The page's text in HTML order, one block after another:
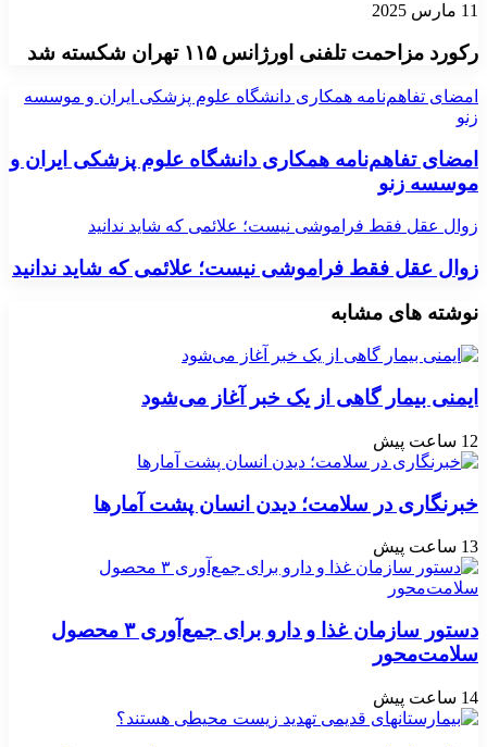
11 مارس 2025
رکورد مزاحمت تلفنی اورژانس ۱۱۵ تهران شکسته شد
امضای تفاهم‌نامه همکاری دانشگاه علوم پزشکی ایران و موسسه
زنو
امضای تفاهم‌نامه همکاری دانشگاه علوم پزشکی ایران و
موسسه زنو
زوال عقل فقط فراموشی نیست؛ علائمی که شاید ندانید
زوال عقل فقط فراموشی نیست؛ علائمی که شاید ندانید
نوشته های مشابه
ایمنی بیمار گاهی از یک خبر آغاز می‌شود
12 ساعت پیش
خبرنگاری در سلامت؛ دیدن انسان پشت آمارها
13 ساعت پیش
دستور سازمان غذا و دارو برای جمع‌آوری ۳ محصول
سلامت‌محور
14 ساعت پیش